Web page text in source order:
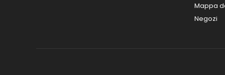
Mappa
Negozi